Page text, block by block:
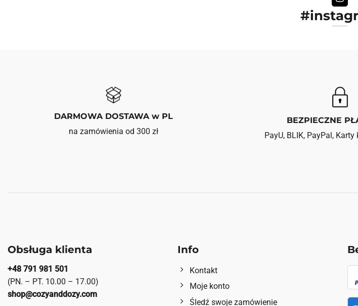
DARMOWA DOSTAWA w PL
na zamówienia od 300 zł
BEZPIECZNE
PayU, BLIK, PayPal,
Obsługa klienta
+48 791 981 501
(PN. – PT. 10.00 – 17.00)
shop@cozyanddozy.com
Info
Kontakt
Moje konto
Śledź swoje zamówienie